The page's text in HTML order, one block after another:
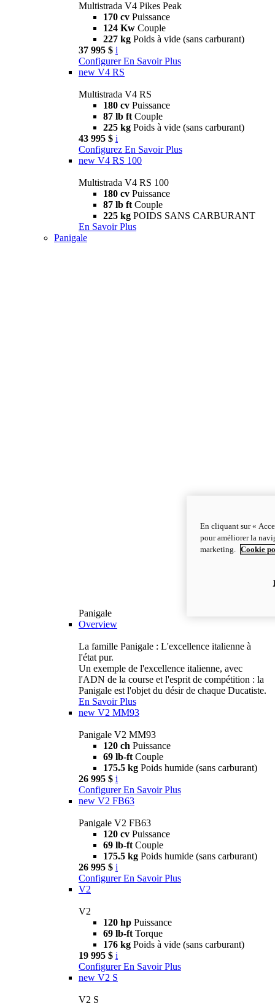
Multistrada V4 Pikes Peak
170 cv Puissance
124 Kw Couple
227 kg Poids à vide (sans carburant)
37 995 $ i
Configurer En Savoir Plus
new V4 RS
Multistrada V4 RS
180 cv Puissance
87 lb ft Couple
225 kg Poids à vide (sans carburant)
43 995 $ i
Configurez En Savoir Plus
new V4 RS 100
Multistrada V4 RS 100
180 cv Puissance
87 lb ft Couple
225 kg POIDS SANS CARBURANT
En Savoir Plus
Panigale
Panigale
Overview
La famille Panigale : L'excellence italienne à
l'état pur.
Un exemple de l'excellence italienne, avec
l'ADN de la course et l'esprit de compétition : la
Panigale est l'objet du désir de chaque Ducatiste.
En Savoir Plus
new V2 MM93
Panigale V2 MM93
120 ch Puissance
69 lb-ft Couple
175.5 kg Poids humide (sans carburant)
26 995 $ i
Configurer En Savoir Plus
new V2 FB63
Panigale V2 FB63
120 cv Puissance
69 lb-ft Couple
175.5 kg Poids humide (sans carburant)
26 995 $ i
Configurer En Savoir Plus
V2
V2
120 hp Puissance
69 lb-ft Torque
176 kg Poids à vide (sans carburant)
19 995 $ i
Configurer En Savoir Plus
new V2 S
V2 S
En cliquant sur «
pour améliorer la
marketing.
Cookie